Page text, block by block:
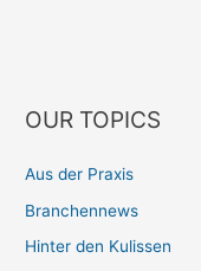
OUR TOPICS
Aus der Praxis
Branchennews
Hinter den Kulissen